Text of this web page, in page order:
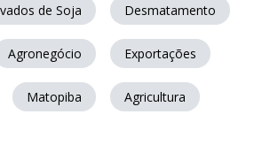
de Soja Desmatamento
Agronegócio Exportações
Matopiba Agricultura